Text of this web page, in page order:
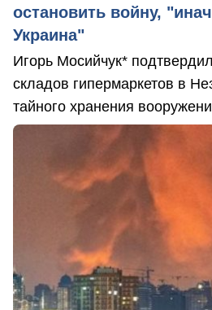
остановить войну,
Украина"
Игорь Мосийчук*
складов гипермаркетов в
тайного хранения